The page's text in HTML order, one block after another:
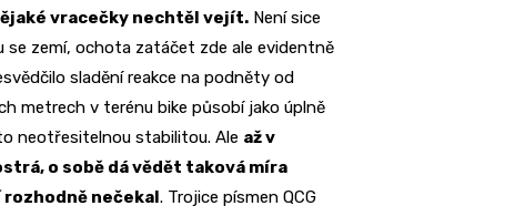
vracečky nechtěl vejít. Není sice
se zemí, ochota zatáčet zde ale evidentně
sladění reakce na podněty od
metrech v terénu bike působí jako úplně
neotřesitelnou stabilitou. Ale až v
o sobě dá vědět taková míra
nečekal . Trojice písmen QCG